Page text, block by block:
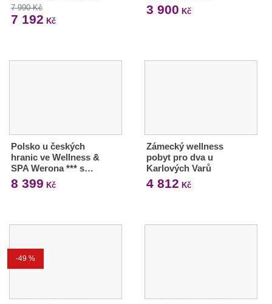
7 990 Kč
7 192 Kč
3 900 Kč
Polsko u českých
hranic ve Wellness &
SPA Werona *** s…
8 399 Kč
Zámecký wellness
pobyt pro dva u
Karlových Varů
4 812 Kč
-49 %